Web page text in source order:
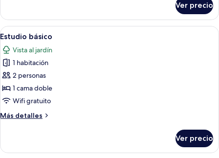
ejecutivo
Ver precio
Abrir
todas
las
fotos
de
Estudio
básico
Un dormitorio con cama, televisión y
9
Estudio básico
Vista al jardín
1 habitación
2 personas
1 cama doble
Wifi gratuito
Más detalles
Más
básico
Ver precio